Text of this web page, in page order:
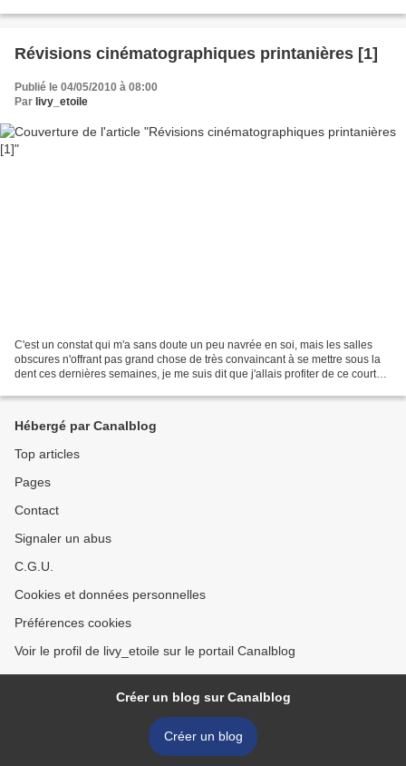
Révisions cinématographiques printanières [1]
Publié le 04/05/2010 à 08:00
Par livy_etoile
C'est un constat qui m'a sans doute un peu navrée en soi, mais les salles
obscures n'offrant pas grand chose de très convaincant à se mettre sous la
dent ces dernières semaines, je me suis dit que j'allais profiter de ce court
Hébergé par Canalblog
Top articles
Pages
Contact
Signaler un abus
C.G.U.
Cookies et données personnelles
Préférences cookies
Voir le profil de livy_etoile sur le portail Canalblog
Créer un blog sur Canalblog
Créer un blog